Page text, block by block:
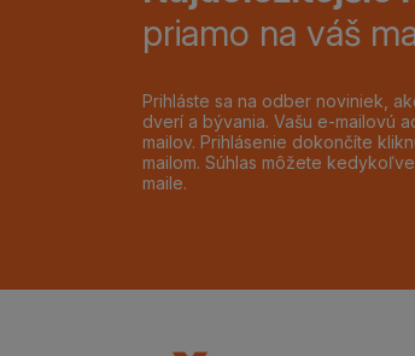
priamo na váš
Prihláste sa na odber noviniek,
dverí a bývania. Vašu e-mailovú
mailov. Prihlásenie dokončíte
mailom. Súhlas môžete
maile.